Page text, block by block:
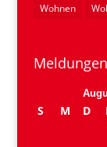
Wohnen
S M D